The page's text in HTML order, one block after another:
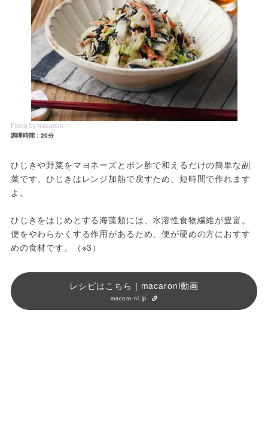
Photo by macaroni
調理時間：20分
ひじきや野菜をマヨネーズとポン酢で和えるだけの簡単な副
菜です。ひじきはレンジ加熱で戻すため、短時間で作れます
よ。
ひじきをはじめとする海藻類には、水溶性食物繊維が豊富。
便をやわらかくする作用があるため、便が硬めの方におすす
めの食材です。（※3）
レシピはこちら｜macaroni動画
macaro-ni.jp